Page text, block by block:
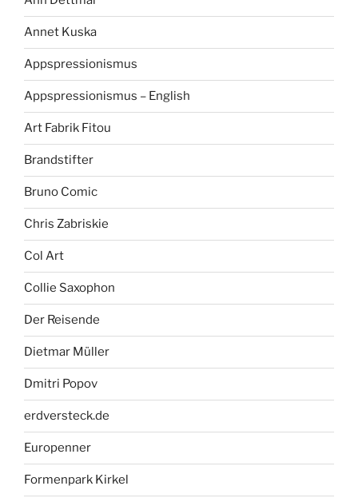
Annet Kuska
Appspressionismus
Appspressionismus – English
Art Fabrik Fitou
Brandstifter
Bruno Comic
Chris Zabriskie
Col Art
Collie Saxophon
Der Reisende
Dietmar Müller
Dmitri Popov
erdversteck.de
Europenner
Formenpark Kirkel